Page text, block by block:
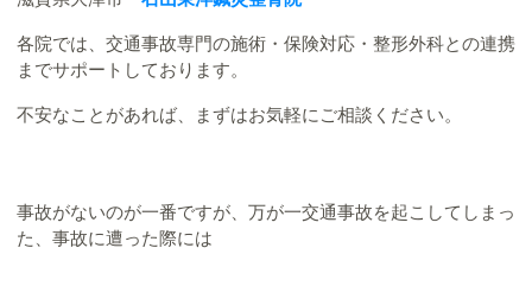
各院では、交通事故専門の施術・保険対応・整形外科との連携
までサポートしております。
不安なことがあれば、まずはお気軽にご相談ください。
事故がないのが一番ですが、万が一交通事故を起こしてしまっ
た、事故に遭った際には